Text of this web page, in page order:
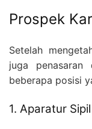
Prospek
Setelah
juga penasaran
beberapa posisi
1. Aparatur